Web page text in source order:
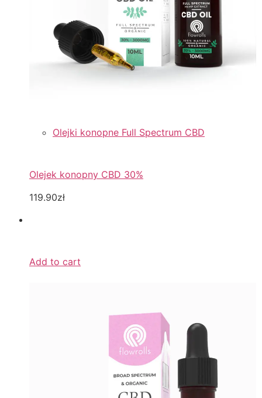
Olejki konopne Full Spectrum CBD
Olejek konopny CBD 30%
119.90zł
Add to cart